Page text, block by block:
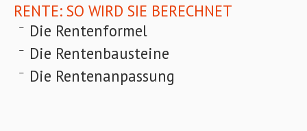
RENTE: SO WIRD SIE BERECHNET
Die Rentenformel
Die Rentenbausteine
Die Rentenanpassung